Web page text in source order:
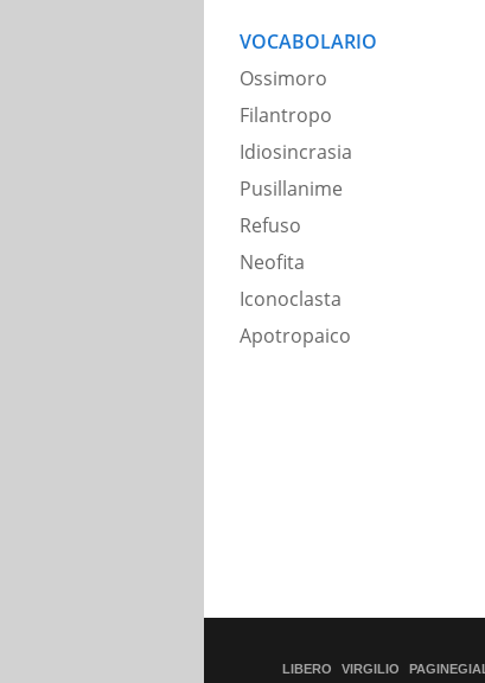
VOCABOLARIO
Ossimoro
Filantropo
Idiosincrasia
Pusillanime
Refuso
Neofita
Iconoclasta
Apotropaico
LIBERO VIRGILIO